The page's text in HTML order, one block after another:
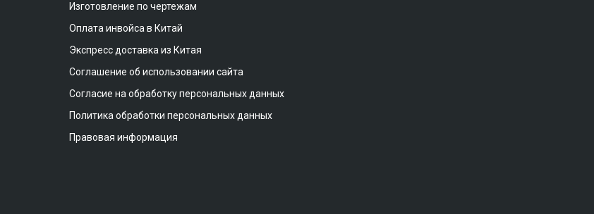
Изготовление по чертежам
Оплата инвойса в Китай
Экспресс доставка из Китая
Соглашение об использовании сайта
Согласие на обработку персональных данных
Политика обработки персональных данных
Правовая информация